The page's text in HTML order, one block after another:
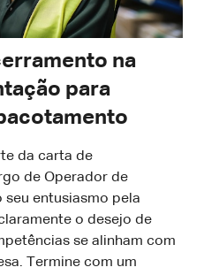
na
para
da carta de
de Operador de
entusiasmo pela
o desejo de
se alinham com
Termine com um